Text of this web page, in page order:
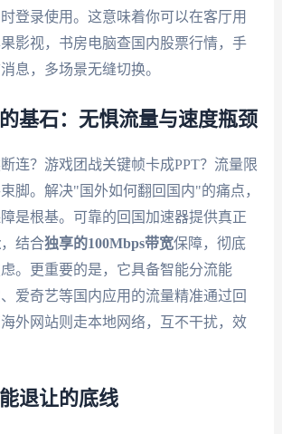
登录使用。这意味着你可以在客厅用
影视，书房电脑查国内股票行情，手
息，多场景无缝切换。
基石：无惧流量与速度瓶颈
连？游戏团战关键帧卡成PPT？流量限
脚。解决"国外如何翻回国内"的痛点，
是根基。可靠的回国加速器提供真正
，结合独享的100Mbps带宽保障，彻底
。更重要的是，它具备智能分流能
爱奇艺等国内应用的流量精准通过回
外网站则走本地网络，互不干扰，效
退让的底线